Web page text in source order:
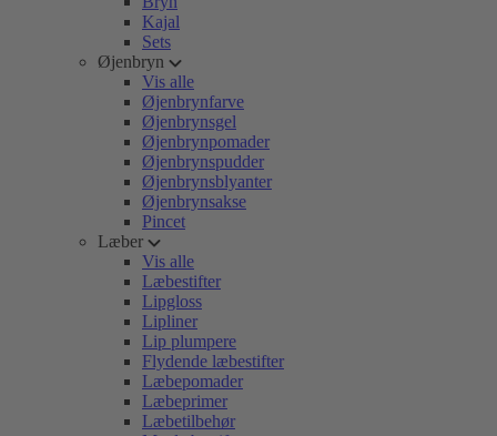
Kajal
Sets
Øjenbryn
Vis alle
Øjenbrynfarve
Øjenbrynsgel
Øjenbrynpomader
Øjenbrynspudder
Øjenbrynsblyanter
Øjenbrynsakse
Pincet
Læber
Vis alle
Læbestifter
Lipgloss
Lipliner
Lip plumpere
Flydende læbestifter
Læbepomader
Læbeprimer
Læbetilbehør